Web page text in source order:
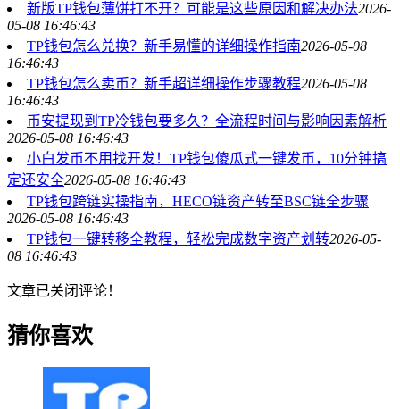
新版TP钱包薄饼打不开？可能是这些原因和解决办法2026-
05-08 16:46:43
TP钱包怎么兑换？新手易懂的详细操作指南2026-05-08
16:46:43
TP钱包怎么卖币？新手超详细操作步骤教程2026-05-08
16:46:43
币安提现到TP冷钱包要多久？全流程时间与影响因素解析
2026-05-08 16:46:43
小白发币不用找开发！TP钱包傻瓜式一键发币，10分钟搞
定还安全2026-05-08 16:46:43
TP钱包跨链实操指南，HECO链资产转至BSC链全步骤
2026-05-08 16:46:43
TP钱包一键转移全教程，轻松完成数字资产划转2026-05-
08 16:46:43
文章已关闭评论！
猜你喜欢